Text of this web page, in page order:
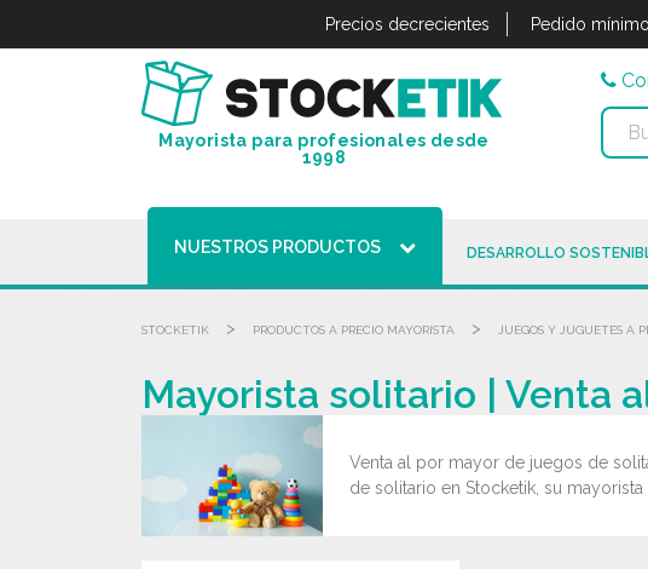
Precios decrecientes Pedido
Mayorista para profesionales desde
1998
NUESTROS PRODUCTOS DESARROLLO
STOCKETIK > PRODUCTOS A PRECIO MAYORISTA > JUEGOS Y JUGUETES A
Mayorista solitario | Venta
Venta al por mayor de juegos de
de solitario en Stocketik, su mayorista